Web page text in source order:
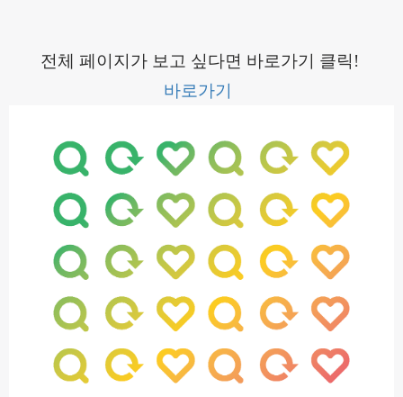
전체 페이지가 보고 싶다면 바로가기 클릭!
바로가기